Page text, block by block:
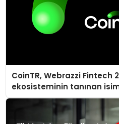
CoinTR, Webrazzi Fintech
ekosisteminin tanınan